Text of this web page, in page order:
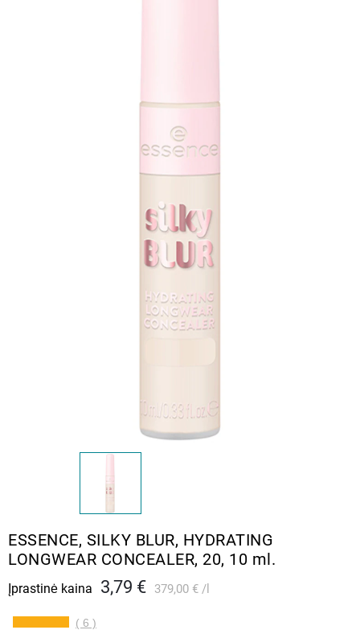
ESSENCE, SILKY BLUR, HYDRATING
LONGWEAR CONCEALER, 20, 10 ml.
Įprastinė kaina 3,79 € 379,00 €
( 6 )